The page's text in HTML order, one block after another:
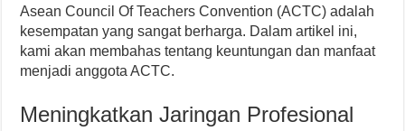
Asean Council Of Teachers Convention (ACTC) adalah
kesempatan yang sangat berharga. Dalam artikel ini,
kami akan membahas tentang keuntungan dan manfaat
menjadi anggota ACTC.
Meningkatkan Jaringan Profesional